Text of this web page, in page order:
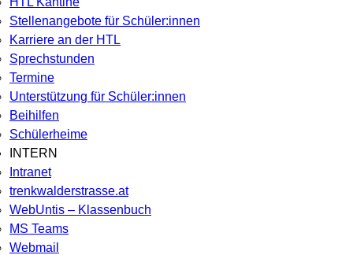
Stellenangebote für Schüler:innen
Karriere an der HTL
Sprechstunden
Termine
Unterstützung für Schüler:innen
Beihilfen
Schülerheime
INTERN
Intranet
trenkwalderstrasse.at
WebUntis – Klassenbuch
MS Teams
Webmail